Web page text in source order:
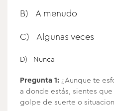
B) A menudo
C) Algunas veces
D) Nunca
Pregunta 1:¿Aunque te
a donde estás, sientes
golpe de suerte o